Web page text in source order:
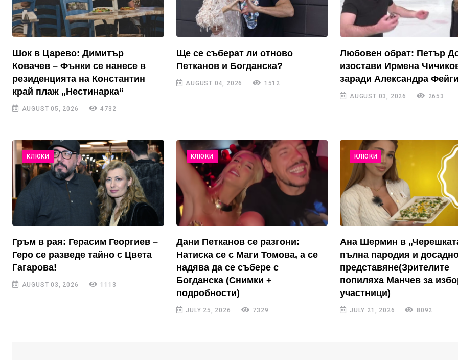
Шок в Царево: Димитър
Ковачев – Фънки се нанесе в
резиденцията на Константин
край плаж „Нестинарка“
AUGUST 05, 2026 4732
Ще се съберат ли отново
Петканов и Богданска?
AUGUST 04, 2026 1512
Любовен обрат: Петър
изостави Ирмена
заради Александра
AUGUST 03, 2026 2653
КЛЮКИ
Гръм в рая: Герасим Георгиев –
Геро се разведе тайно с Цвета
Гагарова!
AUGUST 03, 2026 1113
КЛЮКИ
Дани Петканов се разгони:
Натиска се с Маги Томова, а се
надява да се събере с
Богданска (Снимки +
подробности)
JULY 25, 2026 7329
КЛЮКИ
Ана Шермин в
пълна пародия и
представяне(Зрителите
попиляха Манчев за
участници)
JULY 21, 2026 8092